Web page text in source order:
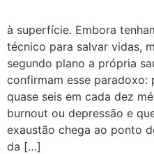
à superfície. Embora
técnico para salvar vidas,
segundo plano a própria
confirmam esse paradoxo:
quase seis em cada dez
burnout ou depressão e
exaustão chega ao ponto
da […]